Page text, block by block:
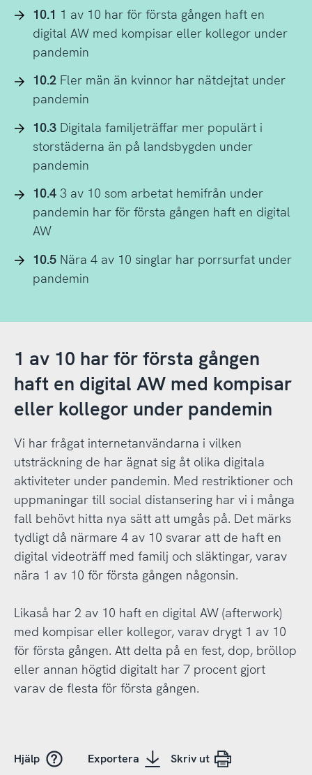
10.1 1 av 10 har för första gången haft en
digital AW med kompisar eller kollegor under
pandemin
10.2Fler män än kvinnor har nätdejtat under
pandemin
10.3Digitala familjeträffar mer populärt i
storstäderna än på landsbygden under
pandemin
10.43 av 10 som arbetat hemifrån under
pandemin har för första gången haft en digital
AW
10.5Nära 4 av 10 singlar har porrsurfat under
pandemin
1 av 10 har för första gången
haft en digital AW med kompisar
eller kollegor under pandemin
Vi har frågat internetanvändarna i vilken
utsträckning de har ägnat sig åt olika digitala
aktiviteter under pandemin. Med restriktioner och
uppmaningar till social distansering har vi i många
fall behövt hitta nya sätt att umgås på. Det märks
tydligt då närmare 4 av 10 svarar att de haft en
digital videoträff med familj och släktingar, varav
nära 1 av 10 för första gången någonsin.
Likaså har 2 av 10 haft en digital AW (afterwork)
med kompisar eller kollegor, varav drygt 1 av 10
för första gången. Att delta på en fest, dop, bröllop
eller annan högtid digitalt har 7 procent gjort
varav de flesta för första gången.
Hjälp Exportera Skriv ut